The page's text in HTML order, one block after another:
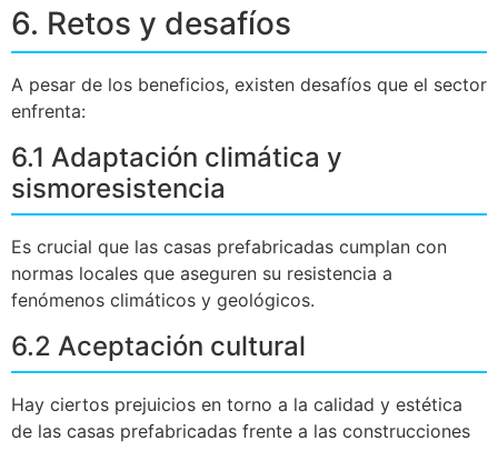
6. Retos y desafíos
A pesar de los beneficios, existen desafíos que el sector
enfrenta:
6.1 Adaptación climática y
sismoresistencia
Es crucial que las casas prefabricadas cumplan con
normas locales que aseguren su resistencia a
fenómenos climáticos y geológicos.
6.2 Aceptación cultural
Hay ciertos prejuicios en torno a la calidad y estética
de las casas prefabricadas frente a las construcciones